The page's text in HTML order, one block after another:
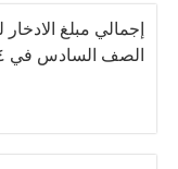
إجمالي مبلغ
الصف السادس في ٤ أسابيع